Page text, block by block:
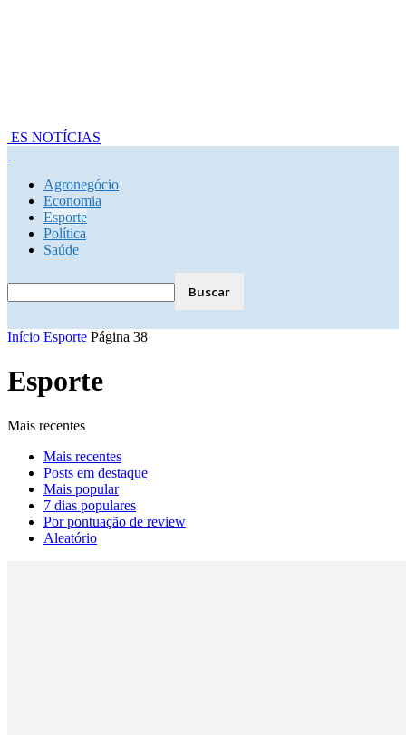
ES NOTÍCIAS
Agronegócio
Economia
Esporte
Política
Saúde
Início Esporte Página 38
Esporte
Mais recentes
Mais recentes
Posts em destaque
Mais popular
7 dias populares
Por pontuação de review
Aleatório